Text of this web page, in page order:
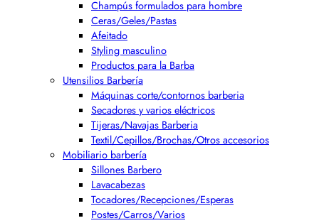
Champús formulados para hombre
Ceras/Geles/Pastas
Afeitado
Styling masculino
Productos para la Barba
Utensilios Barbería
Máquinas corte/contornos barberia
Secadores y varios eléctricos
Tijeras/Navajas Barberia
Textil/Cepillos/Brochas/Otros accesorios
Mobiliario barbería
Sillones Barbero
Lavacabezas
Tocadores/Recepciones/Esperas
Postes/Carros/Varios